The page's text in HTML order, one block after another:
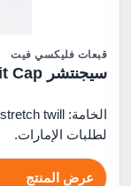
قبعات فليكسي فيت
سيجنتشر FlexiFit Cap الإمارات
لطلبات الإمارات.
عرض المنتج